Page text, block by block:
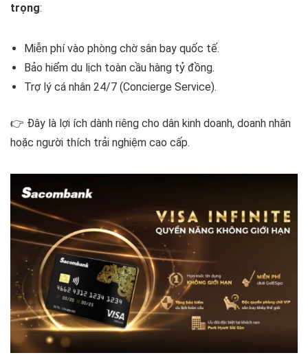
trọng:
Miễn phí vào phòng chờ sân bay quốc tế.
Bảo hiểm du lịch toàn cầu hàng tỷ đồng.
Trợ lý cá nhân 24/7 (Concierge Service).
👉 Đây là lợi ích dành riêng cho dân kinh doanh, doanh nhân
hoặc người thích trải nghiệm cao cấp.